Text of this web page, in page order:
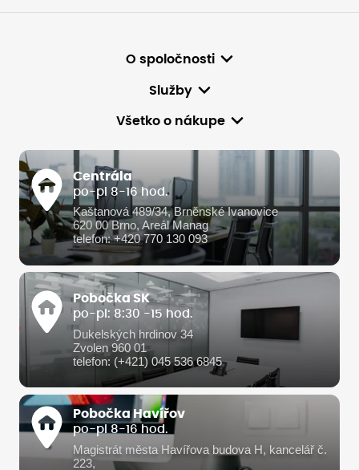
O spoločnosti
Služby
Všetko o nákupe
Centrála
po-pi 8-16 hod.
Kaštanová 489/34, Brněnské Ivanovice
620 00 Brno, Areál Manag
telefon: +420 770 130 093
Pobočka SK
po-pi: 8:30 -15 hod.
Dukelských hrdinov 34
Zvolen 960 01
telefon: (+421) 045 536 6845
Pobočka Havířov
po-pi 8-16 hod.
Magistrát města Havířova budova H, kancelář č.
223,